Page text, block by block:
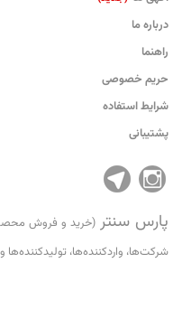
درباره ما
راهنما
حریم خصوصی
شرایط استفاده
پشتیبانی
پارس سنتر(خرید و فروش
شرکت‌ها، واردکننده‌ها،